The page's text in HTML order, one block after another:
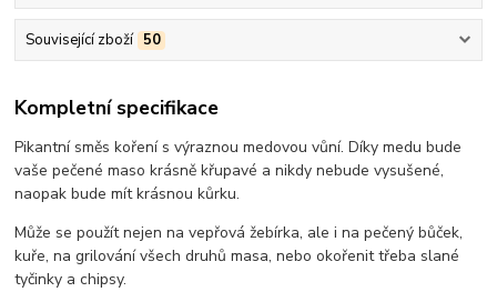
Související zboží 50
Kompletní specifikace
Pikantní směs koření s výraznou medovou vůní. Díky medu bude
vaše pečené maso krásně křupavé a nikdy nebude vysušené,
naopak bude mít krásnou kůrku.
Může se použít nejen na vepřová žebírka, ale i na pečený bůček,
kuře, na grilování všech druhů masa, nebo okořenit třeba slané
tyčinky a chipsy.